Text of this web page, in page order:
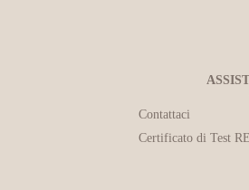
Contattaci
Certificato di Test